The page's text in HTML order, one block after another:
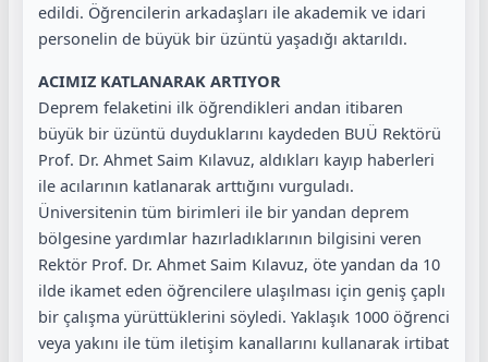
edildi. Öğrencilerin arkadaşları ile akademik ve idari
personelin de büyük bir üzüntü yaşadığı aktarıldı.
ACIMIZ KATLANARAK ARTIYOR
Deprem felaketini ilk öğrendikleri andan itibaren
büyük bir üzüntü duyduklarını kaydeden BUÜ Rektörü
Prof. Dr. Ahmet Saim Kılavuz, aldıkları kayıp haberleri
ile acılarının katlanarak arttığını vurguladı.
Üniversitenin tüm birimleri ile bir yandan deprem
bölgesine yardımlar hazırladıklarının bilgisini veren
Rektör Prof. Dr. Ahmet Saim Kılavuz, öte yandan da 10
ilde ikamet eden öğrencilere ulaşılması için geniş çaplı
bir çalışma yürüttüklerini söyledi. Yaklaşık 1000 öğrenci
veya yakını ile tüm iletişim kanallarını kullanarak irtibat